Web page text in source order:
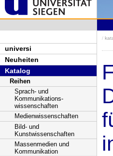
universi
Neuheiten
Katalog
Reihen
Sprach- und
Kommunikations-
wissenschaften
Medienwissenschaften
Bild- und
Kunstwissenschaften
Massenmedien und
Kommunikation
/